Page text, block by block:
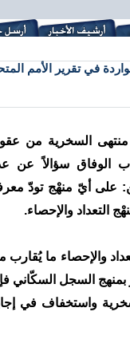
في تقرير الأمم
منتهى السخرية من
الوفاق سؤالاً عن
على أيّ منهْج تودّ
التعداد والإحصاء.
والإحصاء ما يُقارب
بمنهج السجل السكّاني
فأيّ سخرية واستخفاف في